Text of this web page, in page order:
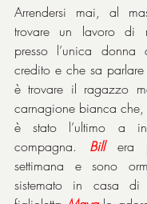
Arrendersi mai, al
trovare un lavoro di
presso l’unica
credito e che sa
è trovare il ragazzo
carnagione bianca
è stato l’ultimo a
compagna. Bill era
settimana e sono
sistemato in casa di